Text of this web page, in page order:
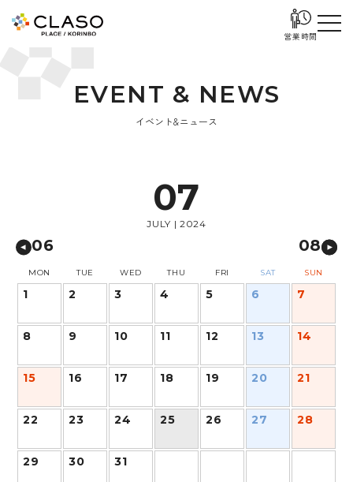
営業時間
EVENT & NEWS
イベント&ニュース
07
JULY | 2024
06 08
MON TUE WED THU FRI SAT SUN
1 2 3 4 5 6 7
8 9 10 11 12 13 14
15 16 17 18 19 20 21
22 23 24 25 26 27 28
29 30 31